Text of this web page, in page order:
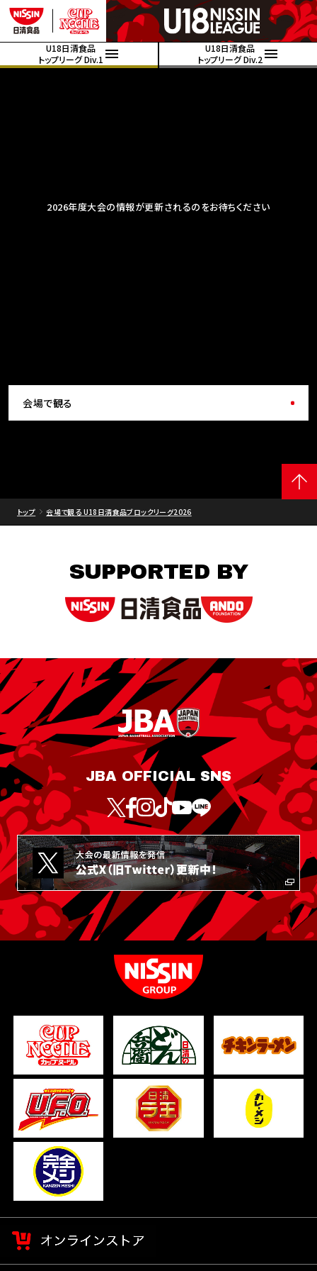
U18日清食品
トップリーグ Div.1
U18日清食品
トップリーグ Div.2
2026年度大会の情報が更新されるのをお待ちください
会場で観る
トップ 会場で観る U18日清食品ブロックリーグ2026
SUPPORTED BY
JBA OFFICIAL SNS